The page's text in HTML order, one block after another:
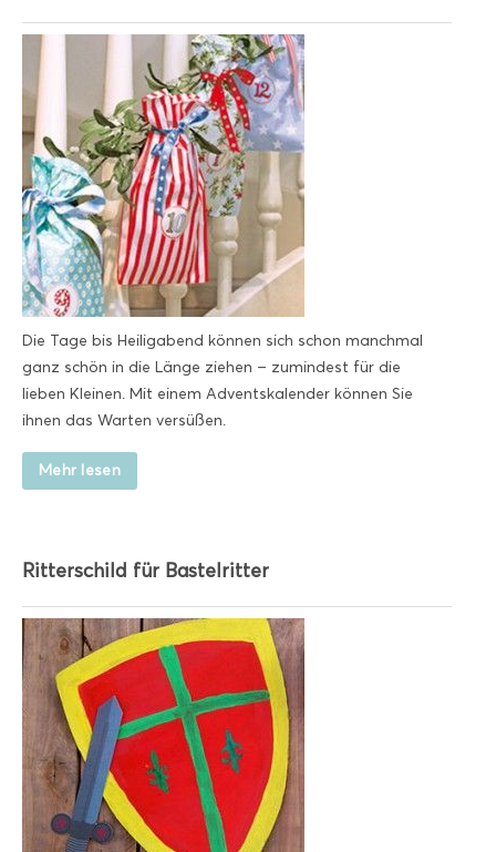
Die Tage bis Heiligabend können sich schon manchmal
ganz schön in die Länge ziehen – zumindest für die
lieben Kleinen. Mit einem Adventskalender können Sie
ihnen das Warten versüßen.
Mehr lesen
Ritterschild für Bastelritter